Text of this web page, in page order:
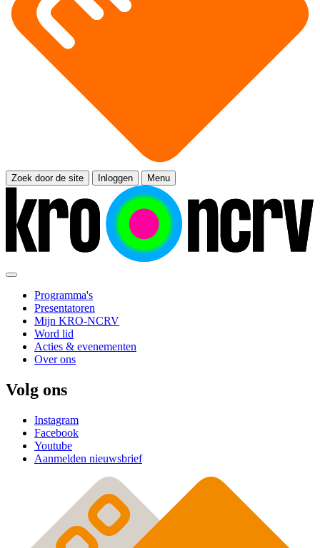
Zoek door de site Inloggen Menu
Programma's
Presentatoren
Mijn KRO-NCRV
Word lid
Acties & evenementen
Over ons
Volg ons
Instagram
Facebook
Youtube
Aanmelden nieuwsbrief